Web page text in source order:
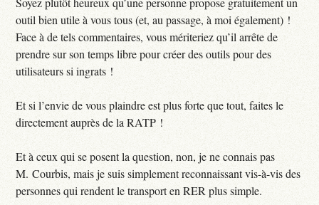
outil bien utile à vous tous (et, au passage, à moi également) !
Face à de tels commentaires, vous mériteriez qu’il arrête de
prendre sur son temps libre pour créer des outils pour des
utilisateurs si ingrats !
Et si l’envie de vous plaindre est plus forte que tout, faites le
directement auprès de la RATP !
Et à ceux qui se posent la question, non, je ne connais pas
M. Courbis, mais je suis simplement reconnaissant vis-à-vis des
personnes qui rendent le transport en RER plus simple.